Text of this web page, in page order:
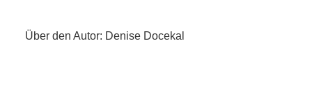
Über den Autor: Denise Docekal